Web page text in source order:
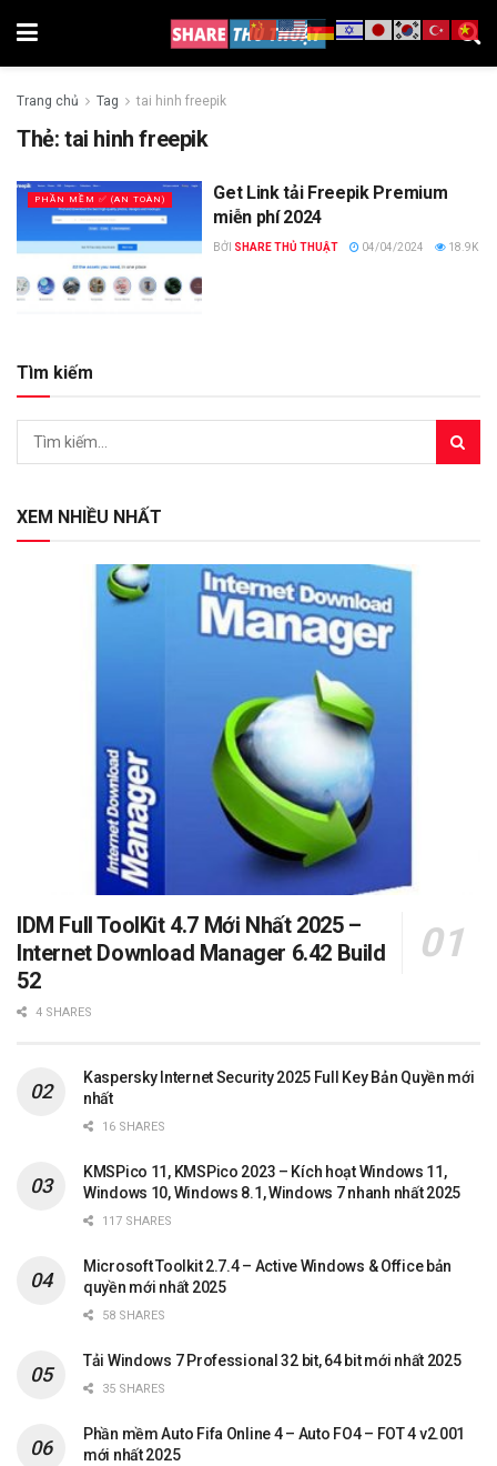
Trang chủ Tag tai hinh freepik
Thẻ:tai hinh freepik
PHẦN MỀM ✅ (AN TOÀN)
Get Link tải Freepik Premium
miễn phí 2024
BỞI SHARE THỦ THUẬT 04/04/2024 18.9K
Tìm kiếm
XEM NHIỀU NHẤT
IDM Full ToolKit 4.7 Mới Nhất 2025 –
Internet Download Manager 6.42 Build
52
4 SHARES
Kaspersky Internet Security 2025 Full Key Bản Quyền mới
nhất
16 SHARES
KMSPico 11, KMSPico 2023 – Kích hoạt Windows 11,
Windows 10, Windows 8.1, Windows 7 nhanh nhất 2025
117 SHARES
Microsoft Toolkit 2.7.4 – Active Windows & Office bản
quyền mới nhất 2025
58 SHARES
Tải Windows 7 Professional 32 bit, 64 bit mới nhất 2025
35 SHARES
Phần mềm Auto Fifa Online 4 – Auto FO4 – FOT 4 v2.001
mới nhất 2025